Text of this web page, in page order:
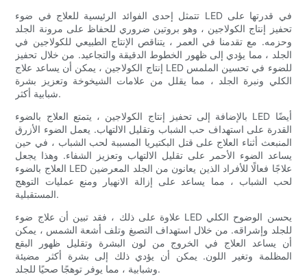
تتمثل إحدى الفوائد الرئيسية للعلاج في ضوء LED في قدرتها على
تحفيز إنتاج الكولاجين ، وهو بروتين ضروري للحفاظ على مرونة الجلد
وحزمه. مع تقدمنا ​​في العمر ، يتناقص الإنتاج الطبيعي للكولاجين في
الجلد ، مما يؤدي إلى ظهور الخطوط الدقيقة والتجاعيد. من خلال تحفيز
إنتاج الكولاجين ، يمكن أن يساعد علاج LED للضوء في تحسين الملمس
الكلي ونبرة الجلد ، مما يقلل من علامات الشيخوخة وتعزيز بشرة
شبابية أكثر.
بالإضافة إلى تحفيز إنتاج الكولاجين ، يتمتع العلاج بالضوء LED أيضًا
القدرة على استهداف حب الشباب وتقليل الالتهاب. يعمل الضوء الأزرق
المنبعث أثناء العلاج على قتل البكتيريا المسببة لحب الشباب ، في حين
يساعد الضوء الأحمر على تقليل الالتهاب وتعزيز الشفاء. وهذا يجعل
العلاج بالضوء LED علاجًا فعالًا للأفراد الذين يعانون من الجلد المعرضين
لحب الشباب ، مما يساعد على إزالة الانهيار ومنع عمليات التوهج
المستقبلية.
علاوة على ذلك ، فقد تبين أن علاج ضوء LED يحسن الوضوح الكلي
للجلد وإشراقه. من خلال استهداف التصبغ وتلف أشعة الشمس ، يمكن
أن يساعد العلاج في الخروج من لون البشرة وتقليل ظهور البقع
المظلمة وتغير اللون. يمكن أن يؤدي ذلك إلى بشرة أكثر مضيئة
وشبابية ، مما يوفر توهجًا صحيًا للجلد.